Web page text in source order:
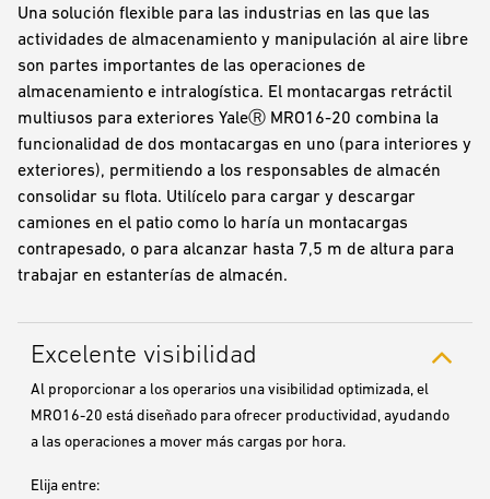
Una solución flexible para las industrias en las que las
actividades de almacenamiento y manipulación al aire libre
son partes importantes de las operaciones de
almacenamiento e intralogística. El montacargas retráctil
multiusos para exteriores YaleⓇ MRO16-20 combina la
funcionalidad de dos montacargas en uno (para interiores y
exteriores), permitiendo a los responsables de almacén
consolidar su flota. Utilícelo para cargar y descargar
camiones en el patio como lo haría un montacargas
contrapesado, o para alcanzar hasta 7,5 m de altura para
trabajar en estanterías de almacén.
Excelente visibilidad
Al proporcionar a los operarios una visibilidad optimizada, el
MRO16-20 está diseñado para ofrecer productividad, ayudando
a las operaciones a mover más cargas por hora.
Elija entre: